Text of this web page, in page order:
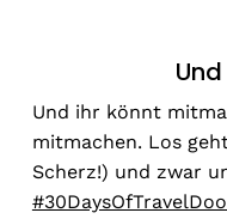
Und ihr könnt
mitmachen. Los
Scherz!) und zwar